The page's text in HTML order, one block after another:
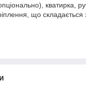
кватирка,
що складається з